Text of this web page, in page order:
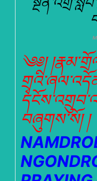
༄༅།
བཞུགས་སོ། །